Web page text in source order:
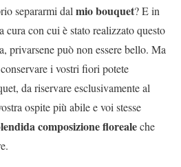
separarmi dal mio bouquet? E in
cura con cui è stato realizzato questo
privarsene può non essere bello. Ma
i vostri fiori potete
da riservare esclusivamente al
ospite più abile e voi stesse
composizione florealeche